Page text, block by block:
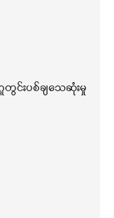
တွင်းပစ်ချသေဆုံးမှု